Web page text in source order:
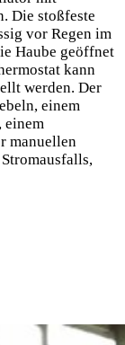
Die stoßfeste
vor Regen im
Haube geöffnet
kann
werden. Der
einem
einem
manuellen